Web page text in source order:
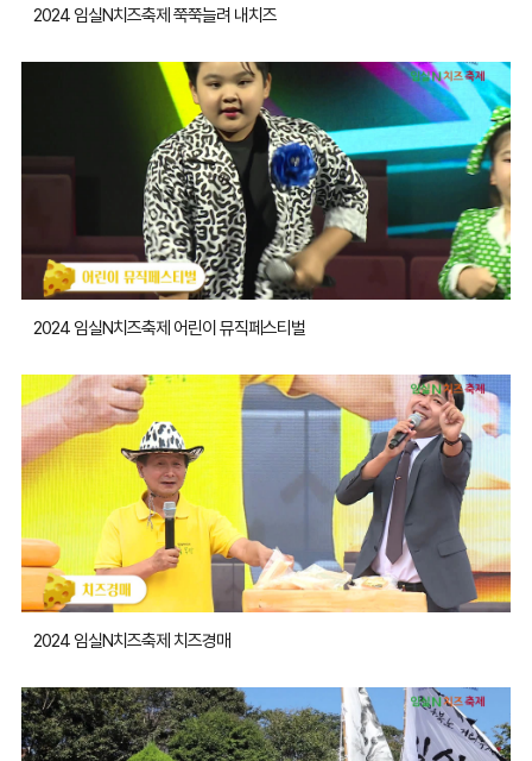
2024 임실N치즈축제 쭉쭉늘려 내치즈
2024 임실N치즈축제 어린이 뮤직페스티벌
2024 임실N치즈축제 치즈경매